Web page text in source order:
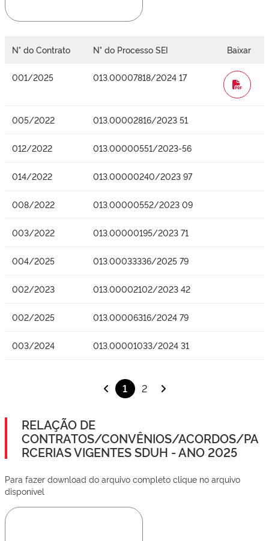
N° do Contrato N° do Processo SEI Baixar
001/2025 013.00007818/2024 17
WORD
005/2022 013.00002816/2023 51
012/2022 013.00000551/2023-56
014/2022 013.00000240/2023 97
008/2022 013.00000552/2023 09
003/2022 013.00000195/2023 71
004/2025 013.00033336/2025 79
002/2023 013.00002102/2023 42
002/2025 013.00006316/2024 79
003/2024 013.00001033/2024 31
1 2
RELAÇÃO DE
CONTRATOS/CONVÊNIOS/ACORDOS/PA
RCERIAS VIGENTES SDUH - ANO 2025
Para fazer download do arquivo completo clique no arquivo
disponível